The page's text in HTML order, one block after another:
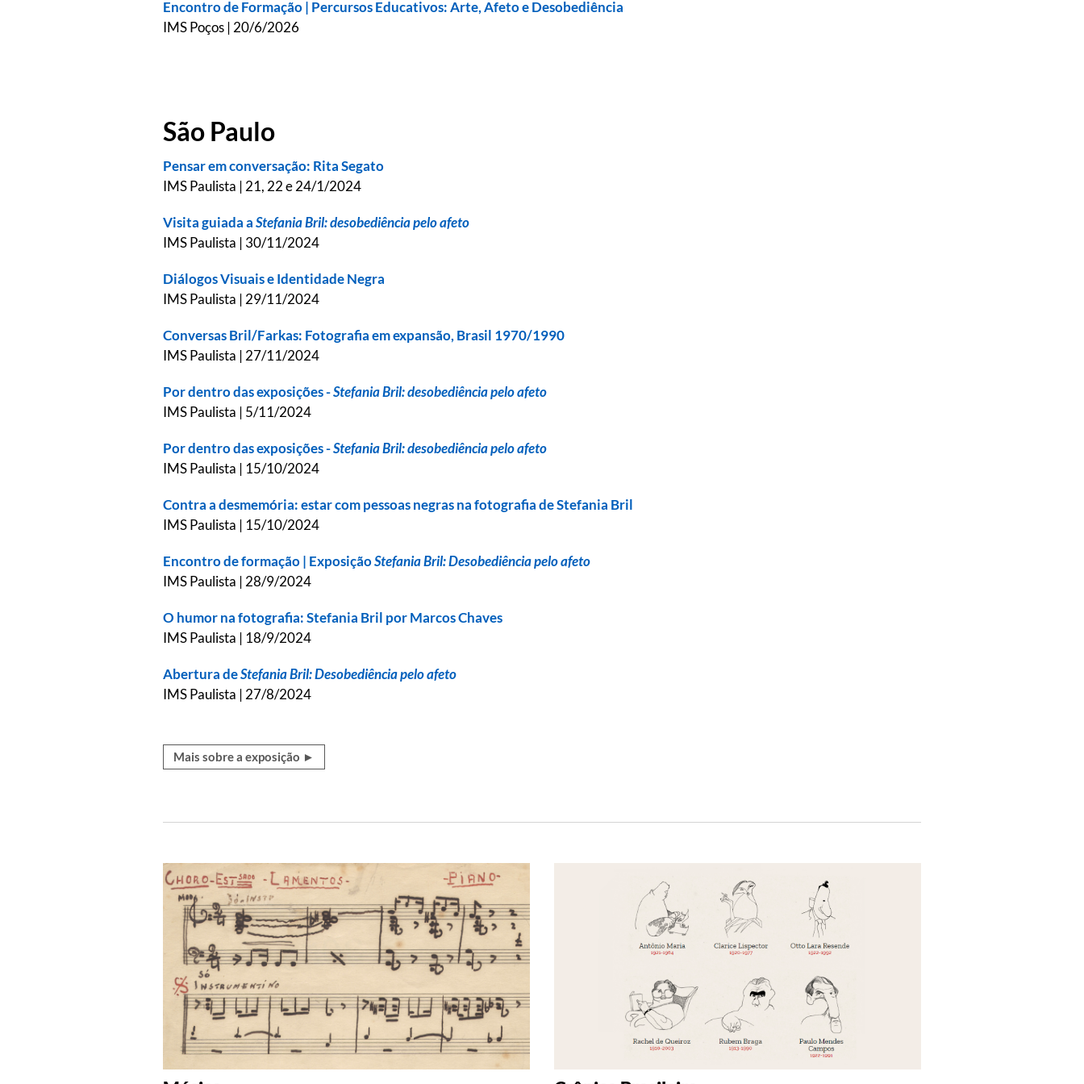
Encontro de Formação | Percursos Educativos: Arte, Afeto e Desobediência
IMS Poços | 20/6/2026
São Paulo
Pensar em conversação: Rita Segato
IMS Paulista | 21, 22 e 24/1/2024
Visita guiada aStefania Bril: desobediência pelo afeto
IMS Paulista | 30/11/2024
Diálogos Visuais e Identidade Negra
IMS Paulista | 29/11/2024
Conversas Bril/Farkas: Fotografia em expansão, Brasil 1970/1990
IMS Paulista | 27/11/2024
Por dentro das exposições -Stefania Bril: desobediência pelo afeto
IMS Paulista | 5/11/2024
Por dentro das exposições -Stefania Bril: desobediência pelo afeto
IMS Paulista | 15/10/2024
Contra a desmemória: estar com pessoas negras na fotografia de Stefania Bril
IMS Paulista | 15/10/2024
Encontro de formação | ExposiçãoStefania Bril: Desobediência pelo afeto
IMS Paulista | 28/9/2024
O humor na fotografia: Stefania Bril por Marcos Chaves
IMS Paulista | 18/9/2024
Abertura deStefania Bril: Desobediência pelo afeto
IMS Paulista | 27/8/2024
Mais sobre a exposição ►